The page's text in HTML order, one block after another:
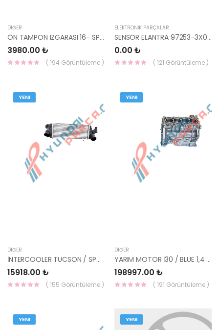
DIĞER
ÖN TAMPON IZGARASI 16- SPORTAGE 86569-F1000-HMC
3980.00 ₺
( 194 Görüntüleme )
ELEKTRONİK PARÇALAR
SENSÖR ELANTRA 97253-3X000-HMC
0.00 ₺
( 121 Görüntüleme )
YENI
DIĞER
İNTERCOOLER TUCSON / SPORTAGE 2018- 28271-2U200-MOBIS
15918.00 ₺
( 155 Görüntüleme )
YENI
DIĞER
YARIM MOTOR İ30 / BLUE 1,4 KAPPA 2B012-03U00-HMC
198997.00 ₺
( 191 Görüntüleme )
YENI YENI